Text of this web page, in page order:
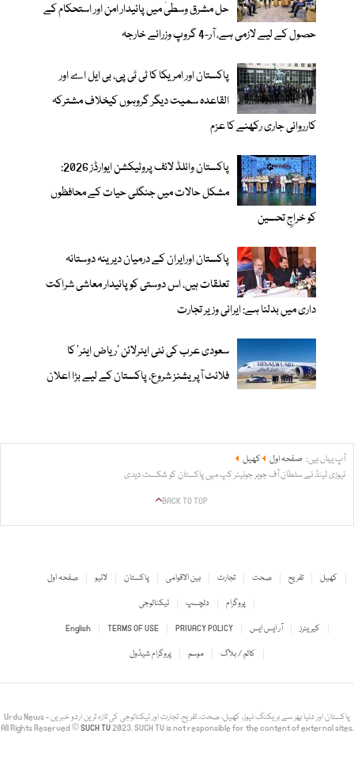
حل مشرق وسطیٰ میں پائیدار امن اور استحکام کے
حصول کے لیے لازمی ہے، آر-4 گروپ وزرائے خارجہ
پاکستان اور امریکا کا ٹی ٹی پی، بی ایل اے اور
القاعدہ سمیت دیگر گروہوں کیخلاف مشترکہ
کارروائی جاری رکھنے کا عزم
پاکستان وائلڈ لائف پروٹیکشن ایوارڈز 2026:
مشکل حالات میں جنگلی حیات کے محافظوں
کو خراجِ تحسین
پاکستان اورایران کے درمیان دیرینہ دوستانہ
تعلقات ہیں، اس دوستی کوپائیدار معاشی شراکت
داری میں بدلنا ہے: ایرانی وزیر تجارت
سعودی عرب کی نئی ایئرلائن ‘ریاض ایئر’ کا
فلائٹ آپریشنز شروع، پاکستان کے لیے بڑا اعلان
آپ یہاں ہیں: صفحہ اول
کھیل
نیوزی لینڈ نے سلطان آف جوہر جونیئر کپ میں پاکستان کو شکست دیدی
BACK TO TOP
صفحہ اول لائیو پاکستان بین الاقوامی تجارت صحت تفریح
کھیل
ٹیکنالوجی
دلچسپ
پروگرام
English
TERMS OF USE PRIVACY POLICY آر ایس ایس
کیریئرز
پروگرام شیڈول
موسم کالم / بلاگ
Urdu News - پاکستان اور دنیا بھر سے بریکنگ نیوز، کھیل، صحت، تفریح، تجارت اور ٹیکنالوجی کی تازہ ترین اردو خبریں
All Rights Reserved ©SUCH TV2023. SUCH TV is not responsible for the content of external sites.